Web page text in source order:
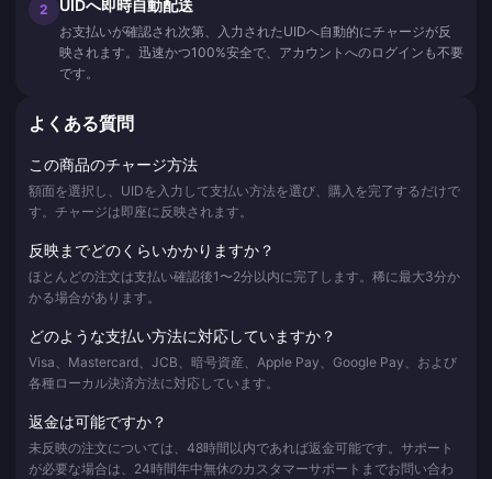
2 UIDへ即時自動配送
お支払いが確認され次第、入力されたUIDへ自動的にチャージが反
映されます。迅速かつ100%安全で、アカウントへのログインも不要
です。
よくある質問
この商品のチャージ方法
額面を選択し、UIDを入力して支払い方法を選び、購入を完了するだけで
す。チャージは即座に反映されます。
反映までどのくらいかかりますか？
ほとんどの注文は支払い確認後1〜2分以内に完了します。稀に最大3分か
かる場合があります。
どのような支払い方法に対応していますか？
Visa、Mastercard、JCB、暗号資産、Apple Pay、Google Pay、および
各種ローカル決済方法に対応しています。
返金は可能ですか？
未反映の注文については、48時間以内であれば返金可能です。サポート
が必要な場合は、24時間年中無休のカスタマーサポートまでお問い合わ